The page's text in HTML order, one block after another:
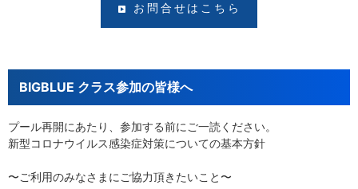
お問合せはこちら
BIGBLUE クラス参加の皆様へ
プール再開にあたり、参加する前にご一読ください。
新型コロナウイルス感染症対策についての基本方針
〜ご利用のみなさまにご協力頂きたいこと〜